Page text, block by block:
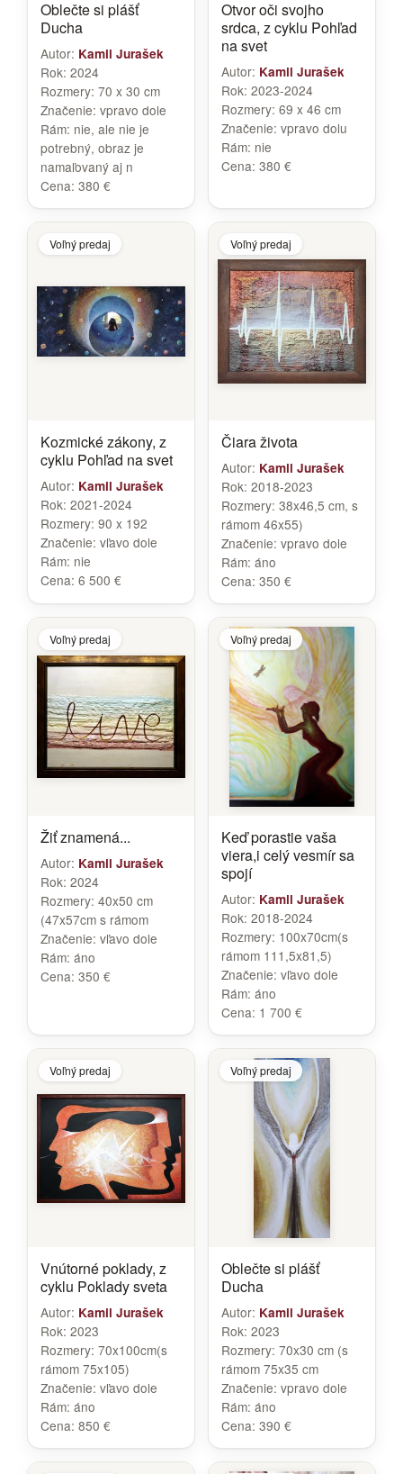
Oblečte si plášť
Ducha
Autor: Kamil Jurašek
Rok: 2024
Rozmery: 70 x 30 cm
Značenie: vpravo dole
Rám: nie, ale nie je
potrebný, obraz je
namaľovaný aj n
Cena: 380 €
Otvor oči svojho
srdca, z cyklu Pohľad
na svet
Autor: Kamil Jurašek
Rok: 2023-2024
Rozmery: 69 x 46 cm
Značenie: vpravo dolu
Rám: nie
Cena: 380 €
Voľný predaj
Kozmické zákony, z
cyklu Pohľad na svet
Autor: Kamil Jurašek
Rok: 2021-2024
Rozmery: 90 x 192
Značenie: vľavo dole
Rám: nie
Cena: 6 500 €
Voľný predaj
Čiara života
Autor: Kamil Jurašek
Rok: 2018-2023
Rozmery: 38x46,5 cm, s
rámom 46x55)
Značenie: vpravo dole
Rám: áno
Cena: 350 €
Voľný predaj
Žiť znamená...
Autor: Kamil Jurašek
Rok: 2024
Rozmery: 40x50 cm
(47x57cm s rámom
Značenie: vľavo dole
Rám: áno
Cena: 350 €
Voľný predaj
Keď porastie vaša
viera,i celý vesmír sa
spojí
Autor: Kamil Jurašek
Rok: 2018-2024
Rozmery: 100x70cm(s
rámom 111,5x81,5)
Značenie: vľavo dole
Rám: áno
Cena: 1 700 €
Voľný predaj
Vnútorné poklady, z
cyklu Poklady sveta
Autor: Kamil Jurašek
Rok: 2023
Rozmery: 70x100cm(s
rámom 75x105)
Značenie: vľavo dole
Rám: áno
Cena: 850 €
Voľný predaj
Oblečte si plášť
Ducha
Autor: Kamil Jurašek
Rok: 2023
Rozmery: 70x30 cm (s
rámom 75x35 cm
Značenie: vpravo dole
Rám: áno
Cena: 390 €